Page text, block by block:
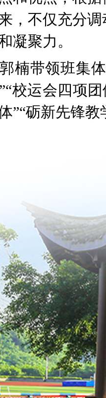
，不仅充分
凝聚力。
楠带领班集
校运会四项
”“砺新先锋教